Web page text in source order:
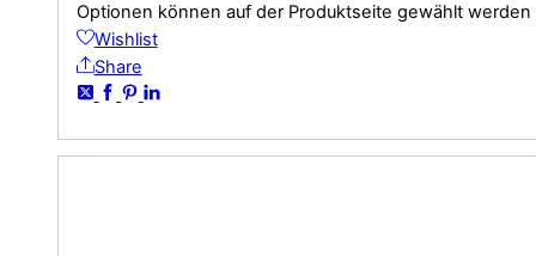
Optionen können auf der Produktseite gewählt werden
Wishlist
Share